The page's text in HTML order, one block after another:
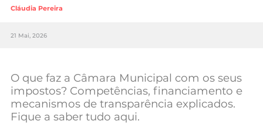
Sociedade
Tecnologia
Negócios
Mundial 2026
Cláudia Pereira
21 Mai, 2026
O que faz a Câmara Municipal com os seus
impostos? Competências, financiamento e
mecanismos de transparência explicados.
Fique a saber tudo aqui.